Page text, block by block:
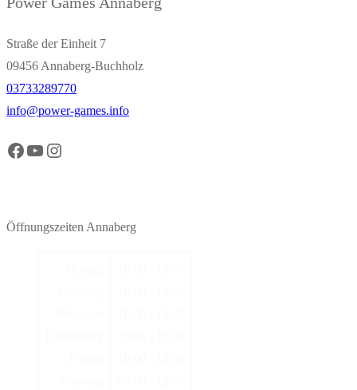
Straße der Einheit 7
09456 Annaberg-Buchholz
03733289770
info@power-games.info
Facebook Power Games Annaberg
YouTube Power Games Annaberg
Instagram Power Games Annaberg
Öffnungszeiten Annaberg